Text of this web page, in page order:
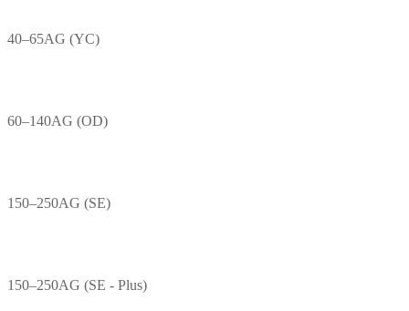
40–65AG (YC)
60–140AG (OD)
150–250AG (SE)
150–250AG (SE - Plus)